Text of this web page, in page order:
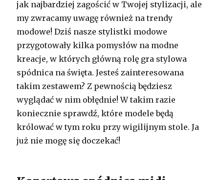
jak najbardziej zagościć w Twojej stylizacji, ale
my zwracamy uwagę również na trendy
modowe! Dziś nasze stylistki modowe
przygotowały kilka pomysłów na modne
kreacje, w których główną rolę gra stylowa
spódnica na święta. Jesteś zainteresowana
takim zestawem? Z pewnością będziesz
wyglądać w nim obłędnie! W takim razie
koniecznie sprawdź, które modele będą
królować w tym roku przy wigilijnym stole. Ja
już nie mogę się doczekać!